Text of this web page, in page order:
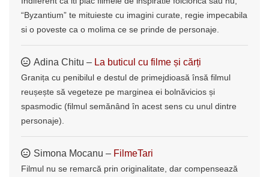
“Byzantium” te mituieste cu imagini curate, regie impecabila
si o poveste ca o molima ce se prinde de personaje.
Adina Chitu – La buticul cu filme și cărți
Granița cu penibilul e destul de primejdioasă însă filmul
reușește să vegeteze pe marginea ei bolnăvicios și
spasmodic (filmul semănând în acest sens cu unul dintre
personaje).
Simona Mocanu – FilmeTari
Filmul nu se remarcă prin originalitate, dar compensează